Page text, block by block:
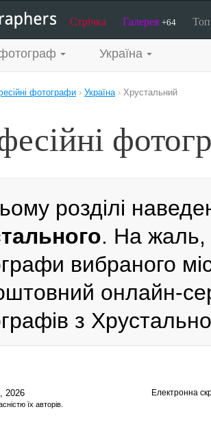
Стрічка Галерея +64
Україна
фотографи › Україна› Хрустальний
розділі
. На жаль,
вибраного
онлайн-
з
, 2026
їх авторів.
Електронна